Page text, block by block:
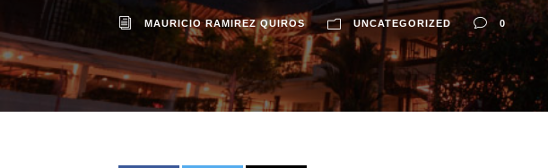
MAURICIO RAMIREZ QUIROS UNCATEGORIZED 0